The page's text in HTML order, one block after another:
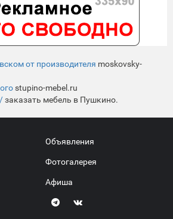
от производителя moskovsky-
stupino-mebel.ru
заказать мебель в Пушкино.
Объявления
Фотогалерея
Афиша